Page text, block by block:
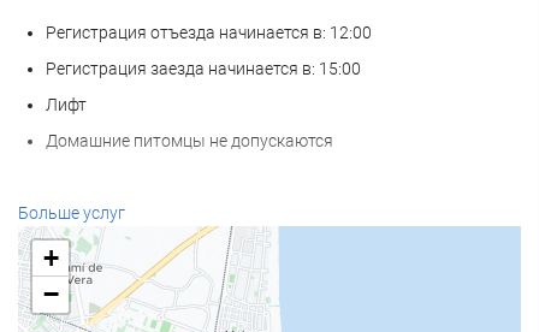
Регистрация отъезда начинается в: 12:00
Регистрация заезда начинается в: 15:00
Лифт
Домашние питомцы не допускаются
СПА-салон
Турецкая баня
Сауна
Больше услуг
+
−